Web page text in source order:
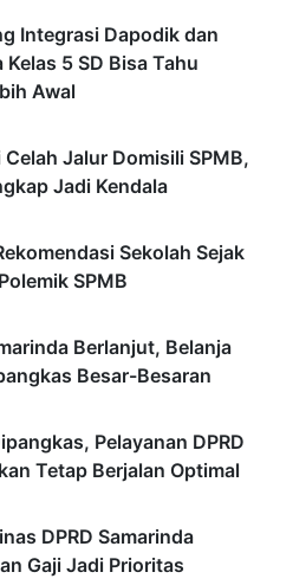
Integrasi Dapodik dan
5 SD Bisa Tahu
Awal
Jalur Domisili SPMB,
Jadi Kendala
Sekolah Sejak
SPMB
Berlanjut, Belanja
Besar-Besaran
Pelayanan DPRD
Tetap Berjalan Optimal
DPRD Samarinda
Gaji Jadi Prioritas